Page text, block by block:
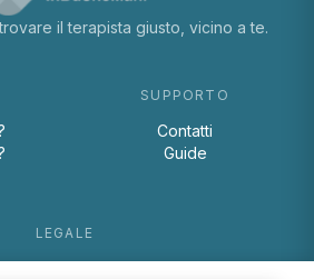
il terapista giusto, vicino a te.
SUPPORTO
Contatti
Guide
LEGALE